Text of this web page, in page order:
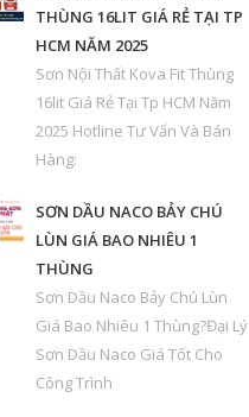
THÙNG 16LIT GIÁ RẺ TẠI TP
HCM NĂM 2025
Sơn Nội Thất Kova Fit Thùng
16lit Giá Rẻ Tại Tp HCM Năm
2025 Hotline Tư Vấn Và Bán
Hàng:
SƠN DẦU NACO BẢY CHÚ
LÙN GIÁ BAO NHIÊU 1
THÙNG
Sơn Dầu Naco Bảy Chú Lùn
Giá Bao Nhiêu 1 Thùng?Đại Lý
Sơn Dầu Naco Giá Tốt Cho
Công Trình